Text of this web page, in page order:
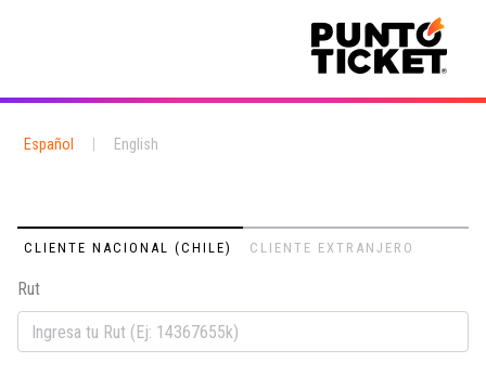
Español English
CLIENTE NACIONAL (CHILE) CLIENTE EXTRANJERO
Rut